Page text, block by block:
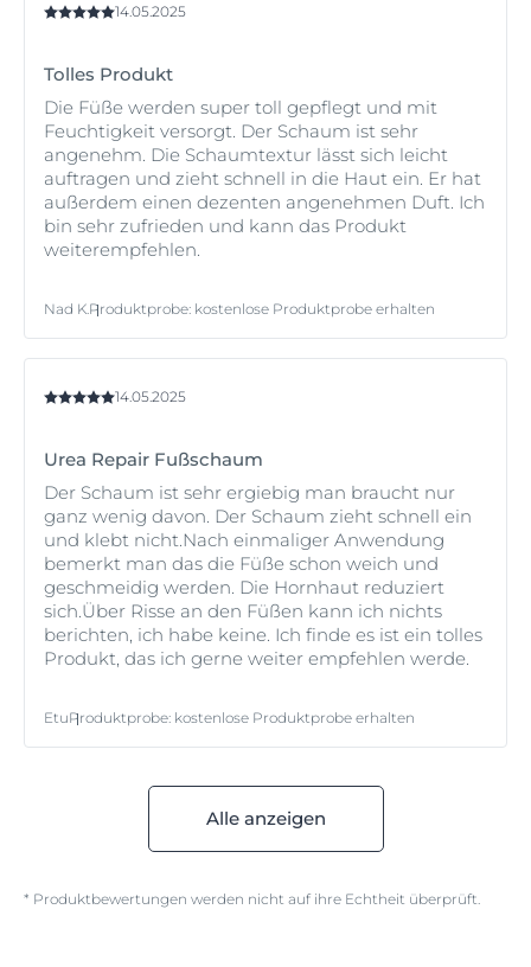
14.05.2025
Tolles Produkt
Die Füße werden super toll gepflegt und mit
Feuchtigkeit versorgt. Der Schaum ist sehr
angenehm. Die Schaumtextur lässt sich leicht
auftragen und zieht schnell in die Haut ein. Er hat
außerdem einen dezenten angenehmen Duft. Ich
bin sehr zufrieden und kann das Produkt
weiterempfehlen.
Nad K. Produktprobe: kostenlose Produktprobe erhalten
14.05.2025
Urea Repair Fußschaum
Der Schaum ist sehr ergiebig man braucht nur
ganz wenig davon. Der Schaum zieht schnell ein
und klebt nicht.Nach einmaliger Anwendung
bemerkt man das die Füße schon weich und
geschmeidig werden. Die Hornhaut reduziert
sich.Über Risse an den Füßen kann ich nichts
berichten, ich habe keine. Ich finde es ist ein tolles
Produkt, das ich gerne weiter empfehlen werde.
EtuProduktprobe: kostenlose Produktprobe erhalten
Alle anzeigen
* Produktbewertungen werden nicht auf ihre Echtheit überprüft.